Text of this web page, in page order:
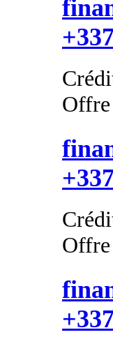
Offre
Offre